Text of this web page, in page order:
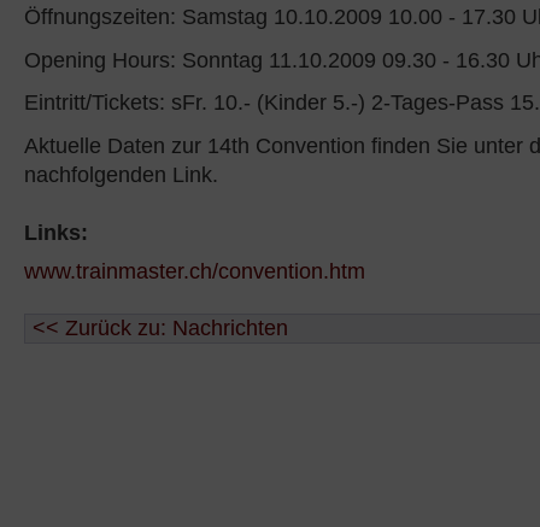
Öffnungszeiten: Samstag 10.10.2009 10.00 - 17.30
Opening Hours: Sonntag 11.10.2009 09.30 - 16.30
Eintritt/Tickets: sFr. 10.- (Kinder 5.-) 2-Tages-Pass
Aktuelle Daten zur 14th Convention finden Sie unter
nachfolgenden Link.
Links:
www.trainmaster.ch/convention.htm
<< Zurück zu: Nachrichten